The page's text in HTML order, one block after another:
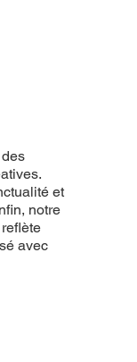
et
notre
avec